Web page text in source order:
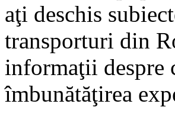
aţi deschis
transporturi din
informaţii despre
îmbunătăţirea